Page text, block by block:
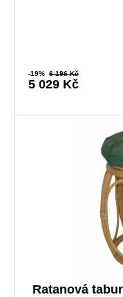
-19% 6 196 Kč
5 029 Kč
Ratanová